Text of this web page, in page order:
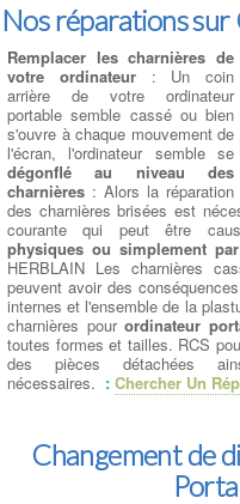
Nos réparations
Remplacer les charnières de
votre ordinateur: Un coin
arrière de votre ordinateur
portable semble cassé ou bien
s'ouvre à chaque mouvement de
l'écran, l'ordinateur semble se
dégonflé au niveau des
charnières : Alors la réparation
des charnières brisées est
courante qui peut être
physiques ou simplement
HERBLAIN Les charnières
peuvent avoir des
internes et l'ensemble de la
charnières pourordinateur
toutes formes et tailles. RCS
des pièces détachées
nécessaires. : Chercher Un
Changement de